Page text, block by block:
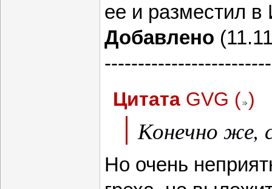
ее и разместил в
Добавлено
Цитата GVG ( )
Конечно же,
Но очень